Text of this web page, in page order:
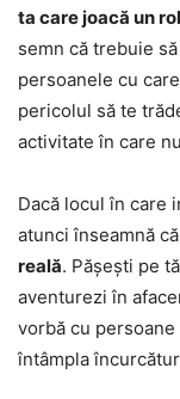
ta care joacă un
semn că trebuie
persoanele cu
pericolul să te
activitate în care
Dacă locul în care
atunci înseamnă că
reală. Pășești pe
aventurezi în
vorbă cu
întâmpla